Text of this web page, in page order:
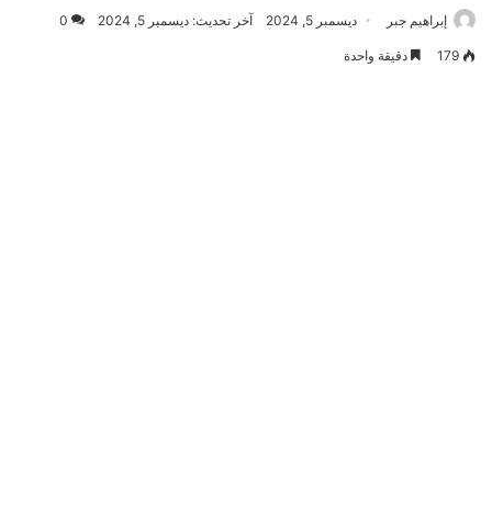
إبراهيم جبر ديسمبر 5, 2024 آخر تحديث: ديسمبر 5, 2024 0
179 دقيقة واحدة